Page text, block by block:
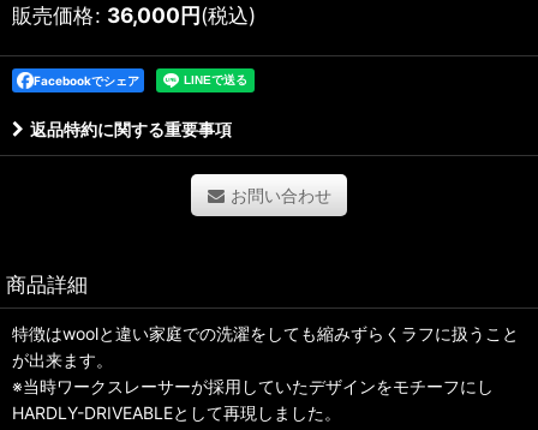
販売価格: 36,000円(税込)
Facebookでシェア
返品特約に関する重要事項
お問い合わせ
商品詳細
特徴はwoolと違い家庭での洗濯をしても縮みずらくラフに扱うこと
が出来ます。
※当時ワークスレーサーが採用していたデザインをモチーフにし
HARDLY-DRIVEABLEとして再現しました。